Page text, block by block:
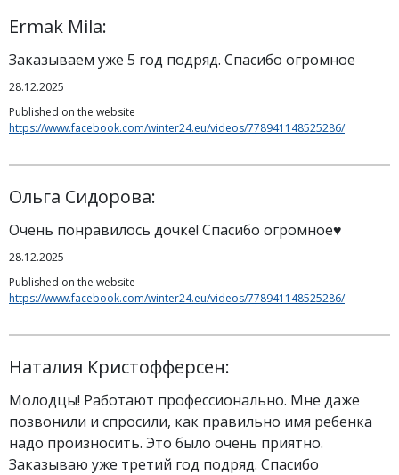
Ermak Mila:
Заказываем уже 5 год подряд. Спасибо огромное
28.12.2025
Published on the website
https://www.facebook.com/winter24.eu/videos/778941148525286/
Ольга Сидорова:
Очень понравилось дочке! Спасибо огромное♥️
28.12.2025
Published on the website
https://www.facebook.com/winter24.eu/videos/778941148525286/
Наталия Кристофферсен:
Молодцы! Работают профессионально. Мне даже
позвонили и спросили, как правильно имя ребенка
надо произносить. Это было очень приятно.
Заказываю уже третий год подряд. Спасибо